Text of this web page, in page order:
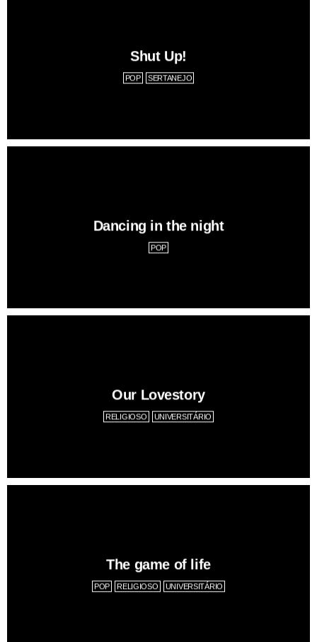
Shut Up!
POP SERTANEJO
Dancing in the night
POP
Our Lovestory
RELIGIOSO UNIVERSITÁRIO
The game of life
POP RELIGIOSO UNIVERSITÁRIO